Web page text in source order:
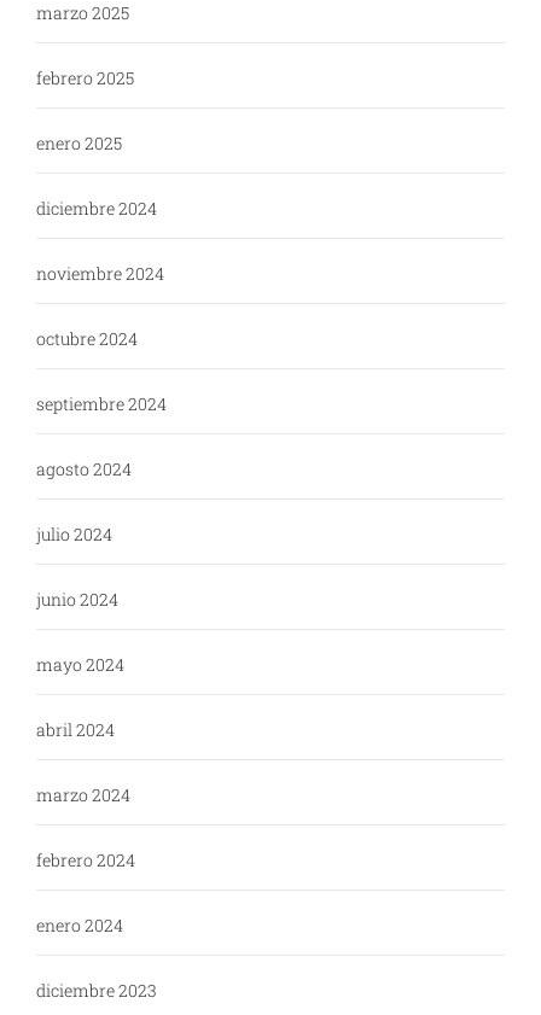
marzo 2025
febrero 2025
enero 2025
diciembre 2024
noviembre 2024
octubre 2024
septiembre 2024
agosto 2024
julio 2024
junio 2024
mayo 2024
abril 2024
marzo 2024
febrero 2024
enero 2024
diciembre 2023